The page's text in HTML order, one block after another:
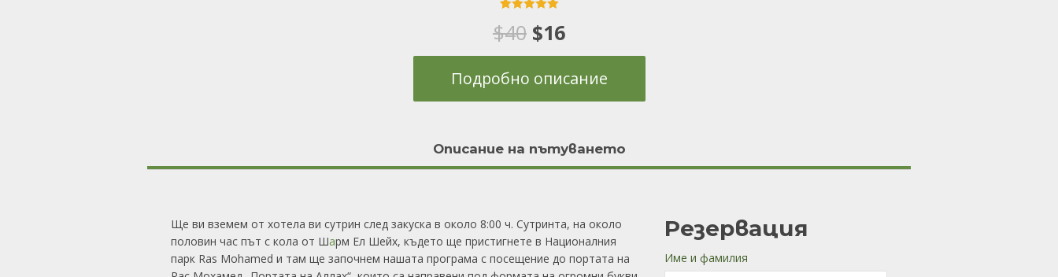
от 5,
базирано на
$40 Original
price
was:
$16Текущата
цена
е:
Подробно описание
Описание на пътуването
Ще ви вземем от хотела ви сутрин след закуска в около 8:00 ч. Сутринта, на около
половин час път с кола от Шарм Ел Шейх, където ще пристигнете в Националния
парк Ras Mohamed и там ще започнем нашата програма с посещение до портата на
Резервация
Име и фамилия